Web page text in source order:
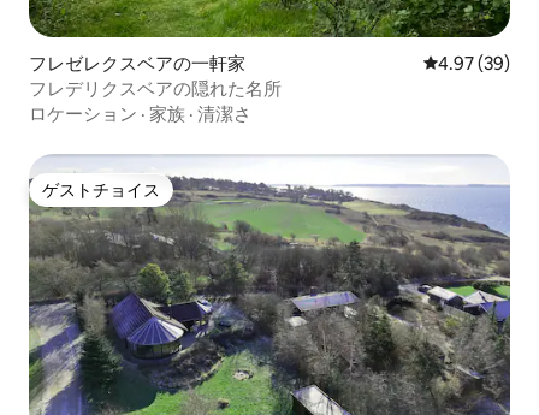
フレゼレクスベアの一軒家 レビュー39
4.97 (39)
フレデリクスベアの隠れた名所
ロケーション · 家族 · 清潔さ
ゲストチョイス
ゲストチョイス